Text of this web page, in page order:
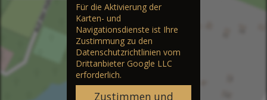
Für die Aktivierung der
Karten- und
Navigationsdienste ist Ihre
Zustimmung zu den
Datenschutzrichtlinien vom
Drittanbieter Google LLC
erforderlich.
Zustimmen und